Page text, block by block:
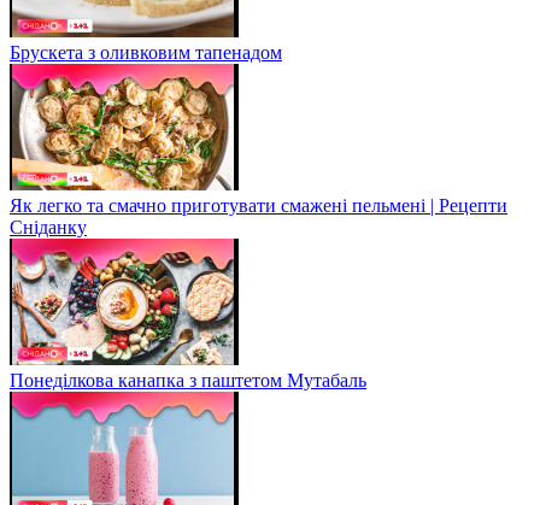
Брускета з оливковим тапенадом
Як легко та смачно приготувати смажені пельмені | Рецепти
Сніданку
Понеділкова канапка з паштетом Мутабаль